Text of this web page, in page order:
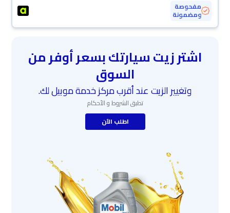
مفحوصة
ومضمونة
اشتر زيت سيارتك بسعر أوفر من
السوق
وتغيير الزيت عند أقرب مركز خدمة موبيل لك.
تطبق الشروط و الأحكام
اطلب الآن